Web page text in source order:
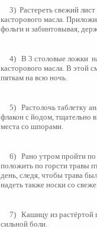
касторового масла.
фольги и забинтовывая,
касторового масла. В этой
пяткам на всю ночь.
флакон с йодом, тщательно
места со шпорами.
положить по горсти травы
день, следя, чтобы трава
надеть также носки со
сильной боли.